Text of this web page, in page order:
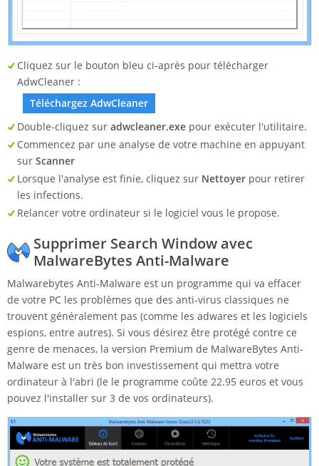
Cliquez sur le bouton bleu ci-après pour télécharger
AdwCleaner :
Téléchargez AdwCleaner
Double-cliquez sur adwcleaner.exe pour exécuter l'utilitaire.
Commencez par une analyse de votre machine en appuyant
sur Scanner
Lorsque l'analyse est finie, cliquez sur Nettoyer pour retirer
les infections.
Relancer votre ordinateur si le logiciel vous le propose.
Supprimer Search Window avec
MalwareBytes Anti-Malware
Malwarebytes Anti-Malware est un programme qui va effacer
de votre PC les problèmes que des anti-virus classiques ne
trouvent généralement pas (comme les adwares et les logiciels
espions, entre autres). Si vous désirez être protégé contre ce
genre de menaces, la version Premium de MalwareBytes Anti-
Malware est un très bon investissement qui mettra votre
ordinateur à l'abri (le le programme coûte 22.95 euros et vous
pouvez l'installer sur 3 de vos ordinateurs).